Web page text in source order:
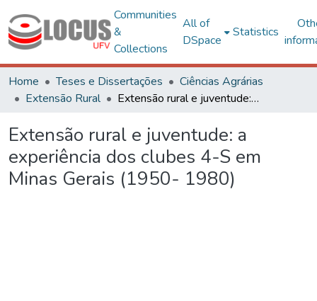
Communities
&
Collections
All of
DSpace
Statistics
Home Teses e Dissertações
Ciências Agrárias
Extensão Rural
Extensão rural e juventude: a experiência dos clubes 4-S em Minas Gerais (1950- 1980)
Extensão rural e juventude: a
experiência dos clubes 4-S em
Minas Gerais (1950- 1980)